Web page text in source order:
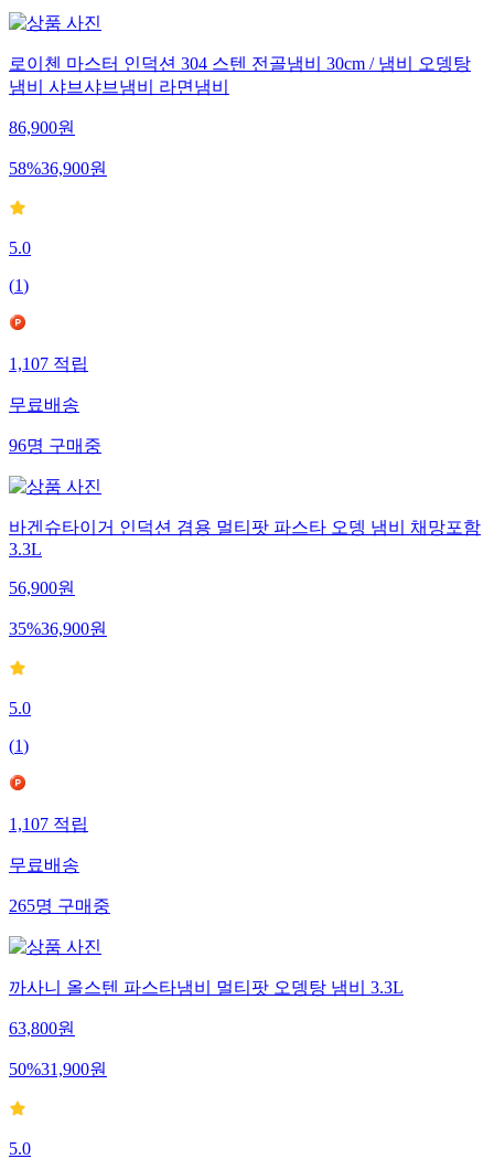
로이첸 마스터 인덕션 304 스텐 전골냄비 30cm / 냄비 오뎅탕
냄비 샤브샤브냄비 라면냄비
86,900원
58%36,900원
5.0
(1)
1,107적립
무료배송
96명구매중
바겐슈타이거 인덕션 겸용 멀티팟 파스타 오뎅 냄비 채망포함
3.3L
56,900원
35%36,900원
5.0
(1)
1,107적립
무료배송
265명구매중
까사니 올스텐 파스타냄비 멀티팟 오뎅탕 냄비 3.3L
63,800원
50%31,900원
5.0